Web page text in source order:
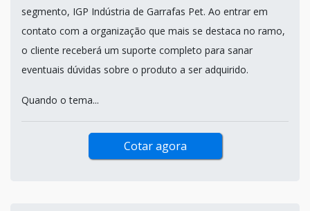
segmento, IGP Indústria de Garrafas Pet. Ao entrar em
contato com a organização que mais se destaca no ramo,
o cliente receberá um suporte completo para sanar
eventuais dúvidas sobre o produto a ser adquirido.
Quando o tema...
Cotar agora